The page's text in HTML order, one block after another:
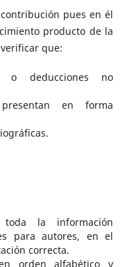
pues en él
producto de la
que:
o deducciones no
en forma
toda la información
para autores, en el
correcta.
orden alfabético y